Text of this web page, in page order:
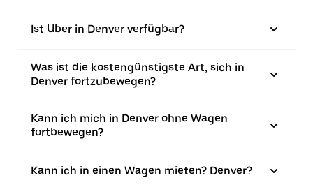
Ist Uber in Denver verfügbar?
Was ist die kostengünstigste Art, sich in
Denver fortzubewegen?
Kann ich mich in Denver ohne Wagen
fortbewegen?
Kann ich in einen Wagen mieten? Denver?